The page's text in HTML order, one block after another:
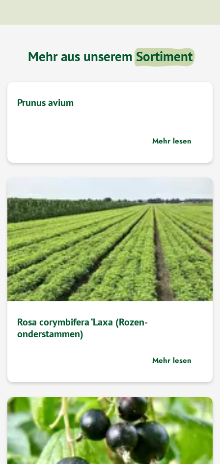
Mehr aus unseremSortiment
Prunus avium
Mehr lesen
Rosa corymbifera ‘Laxa (Rozen-
onderstammen)
Mehr lesen